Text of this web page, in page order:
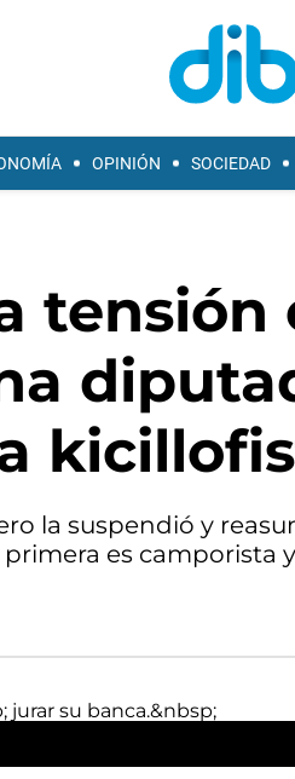
OPINIÓN SOCIEDAD
tensión
la suspendió y
es camporista